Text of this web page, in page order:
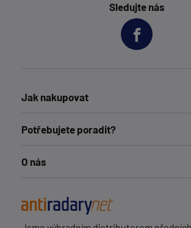
Sledujte nás
Jak nakupovat
Potřebujete poradit?
O nás